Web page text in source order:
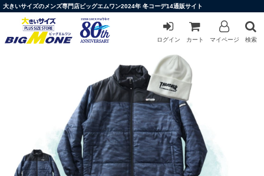
大きいサイズのメンズ専門店ビッグエムワン2024年 冬コーデ14通販サイト
ログイン カート マイページ 検索